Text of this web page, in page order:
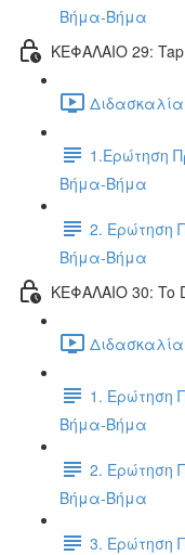
Βήμα-Βήμα
ΚΕΦΑΛΑΙΟ 29:
1.Ερώτηση
Βήμα-Βήμα
2. Ερώτηση
Βήμα-Βήμα
ΚΕΦΑΛΑΙΟ 30: To
1. Ερώτηση
Βήμα-Βήμα
2. Ερώτηση
Βήμα-Βήμα
3. Ερώτηση